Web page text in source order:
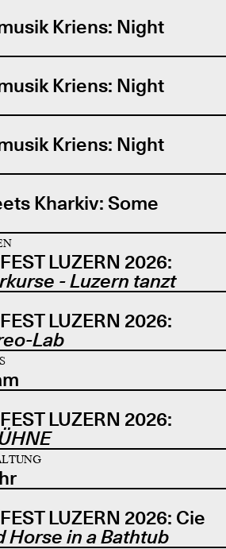
Kriens: Night
Kriens: Night
Kriens: Night
Kharkiv: Some
LUZERN 2026:
- Luzern tanzt
LUZERN 2026:
Lab
LUZERN 2026:
LUZERN 2026: Cie
Horse in a Bathtub